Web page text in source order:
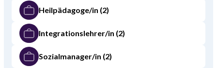
Heilpädagoge/in (2)
Integrationslehrer/in (2)
Sozialmanager/in (2)